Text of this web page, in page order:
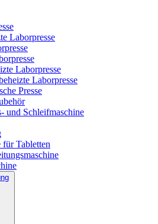
Laborpresse
Laborpresse
Laborpresse
Presse
und Schleifmaschine
für Tabletten